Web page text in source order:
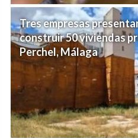
Tres empresas
construir 50 viviendas
Perchel, Málaga